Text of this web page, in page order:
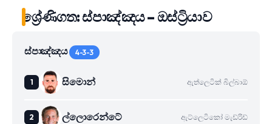
ශ්‍රේණිගත: ස්පාඤ්ඤය – ඔස්ට්‍රියාව
ස්පාඤ්ඤය 4-3-3
සිමොන් ඇත්ලෙටික් බිල්බාඕ
ල්ලොරෙන්ටේ ඇට්ලෙටිකෝ මැඩ්රිඩ්